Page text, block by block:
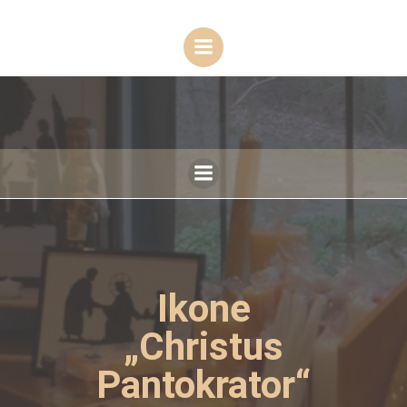
Inhalt
springen
Ikone
„Christus
Pantokrator“